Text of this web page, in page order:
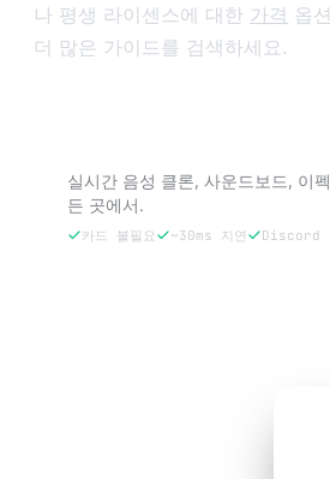
나 평생 라이센스에 대한 가격 옵
더 많은 가이드를 검색하세요.
실시간 음성 클론, 사운드보드, 이
든 곳에서.
카드 불필요 ~30ms 지연 Discord